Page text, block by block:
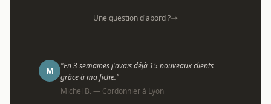
Une question d'abord ?
M
"En 3 semaines j'avais déjà 15 nouveaux clients
grâce à ma fiche."
Michel B. — Cordonnier à Lyon